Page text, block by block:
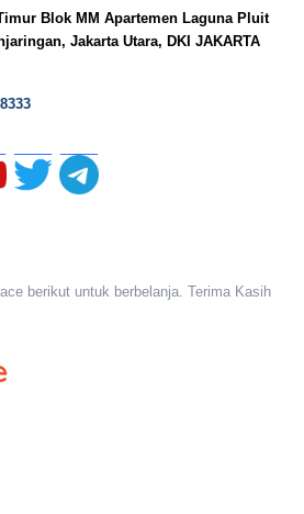
Blok MM Apartemen Laguna Pluit
Jakarta Utara, DKI JAKARTA
berikut untuk berbelanja. Terima Kasih